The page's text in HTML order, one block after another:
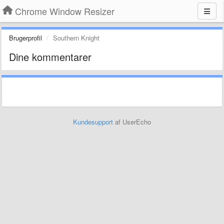
Chrome Window Resizer
Brugerprofil Southern Knight
Dine kommentarer
Kundesupport af UserEcho